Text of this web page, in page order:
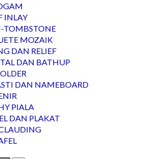
INLAY
TOMBSTONE
MOZAIK
DAN RELIEF
DAN BATHUP
DAN NAMEBOARD
PIALA
DAN PLAKAT